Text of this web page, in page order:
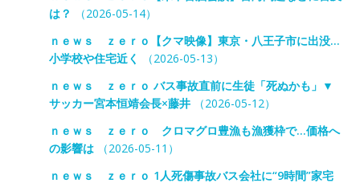
は？
（2026-05-14）
ｎｅｗｓ ｚｅｒｏ【クマ映像】東京・八王子市に出没…
小学校や住宅近く
（2026-05-13）
ｎｅｗｓ ｚｅｒｏ バス事故直前に生徒「死ぬかも」▼
サッカー宮本恒靖会長×藤井（2026-05-12）
ｎｅｗｓ ｚｅｒｏ クロマグロ豊漁も漁獲枠で…価格へ
の影響は（2026-05-11）
ｎｅｗｓ ｚｅｒｏ 1人死傷事故バス会社に“9時間”家宅